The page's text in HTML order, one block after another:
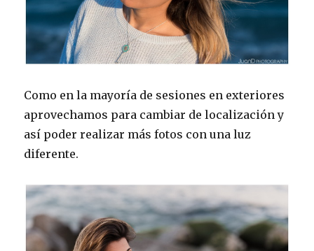
Como en la mayoría de sesiones en exteriores
aprovechamos para cambiar de localización y
así poder realizar más fotos con una luz
diferente.